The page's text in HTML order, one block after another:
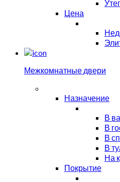
Цена
Межкомнатные двери
Назначение
В
В
В
В
На
Покрытие